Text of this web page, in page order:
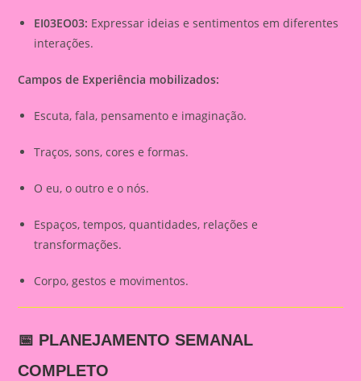
EI03EO03: Expressar ideias e sentimentos em diferentes
interações.
Campos de Experiência mobilizados:
Escuta, fala, pensamento e imaginação.
Traços, sons, cores e formas.
O eu, o outro e o nós.
Espaços, tempos, quantidades, relações e
transformações.
Corpo, gestos e movimentos.
📅 PLANEJAMENTO SEMANAL
COMPLETO